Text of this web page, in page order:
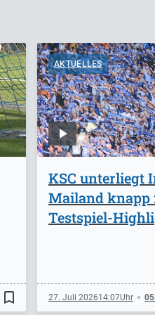
bookmark_border
AKTUELLES
KSC unterliegt
Mailand knapp
Testspiel-
27. Juli 202614:07